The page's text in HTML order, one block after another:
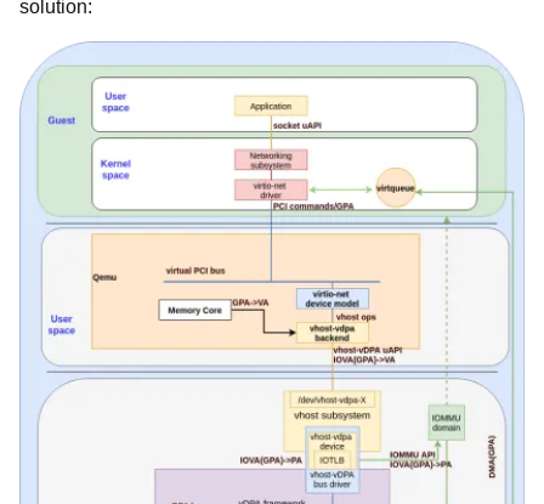
solution: